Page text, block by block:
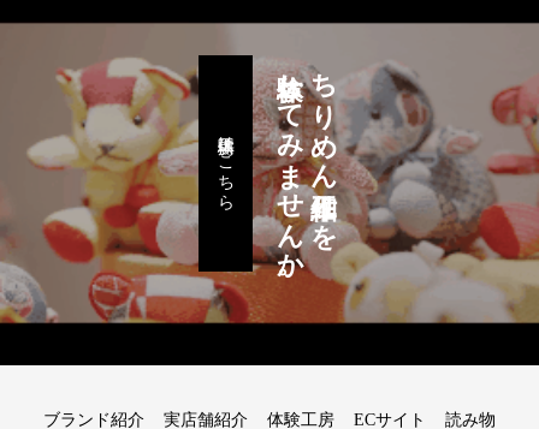
ちりめん細工作りを
体験してみませんか。
体験工房はこちら
ブランド紹介 実店舗紹介 体験工房 ECサイト 読み物